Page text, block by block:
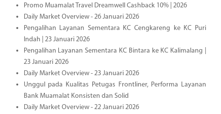
Promo Muamalat Travel Dreamwell Cashback 10% | 2026
Daily Market Overview - 26 Januari 2026
Pengalihan Layanan Sementara KC Cengkareng ke KC Puri
Indah | 23 Januari 2026
Pengalihan Layanan Sementara KC Bintara ke KC Kalimalang |
23 Januari 2026
Daily Market Overview - 23 Januari 2026
Unggul pada Kualitas Petugas Frontliner, Performa Layanan
Bank Muamalat Konsisten dan Solid
Daily Market Overview - 22 Januari 2026